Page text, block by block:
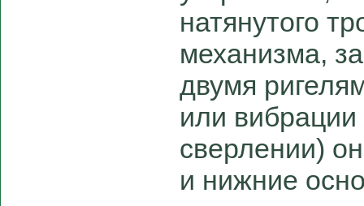
натянутого
механизма,
двумя
или
сверлении)
и нижние